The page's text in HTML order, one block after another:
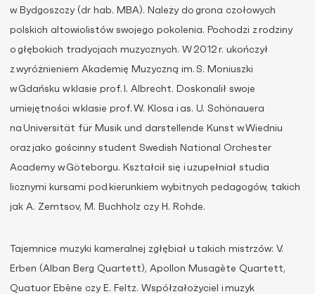
w Bydgoszczy(dr hab. MBA). Należy do grona czołowych
polskich altowiolistów swojego pokolenia. Pochodzi z rodziny
o głębokich tradycjach muzycznych. W 2012 r. ukończył
z wyróżnieniem Akademię Muzyczną im. S. Moniuszki
w Gdańsku w klasie prof. I . Albrecht. Doskonalił swoje
umiejętności w klasie prof. W. Klosa i as. U. Schönauera
na Universität für Musik und darstellend e Kunst w Wiedniu
oraz jako gościnny student Swedis h Nationa Orchester
Academyw Göteborgu. Kształcił się i uzupełniał studia
licznymi kursami pod kierunkiem wybitnych pedagogów, takich
jak A. Zemtsov, M . Buchholz czyH . Rohde.
Tajemnice muzyki kameralnej zgłębiał u takich mistrzów: V.
Erben (Alban Berg Quartett), Apollon Musagète Quartett,
Quatuor Ebène czyE. Feltz. Współzałożyciel i muzyk